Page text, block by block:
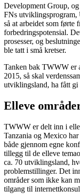
Development Group, og
FNs
så at arbeidet som førte
forbedringspotensial.
prosesser, og
ble tatt i små kretser.
Tanken bak TWWW er
2015, så skal
utviklingsland, ha fått gi
Elleve
TWWW er delt inn i
Tanzania og Mexico
både gjennom egne
tillegg til de elleve
ca. 70 utviklingsland,
problemstillinger. Det
områder som ikke kan
tilgang til